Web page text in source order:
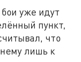
уже идут
пункт,
что
лишь к